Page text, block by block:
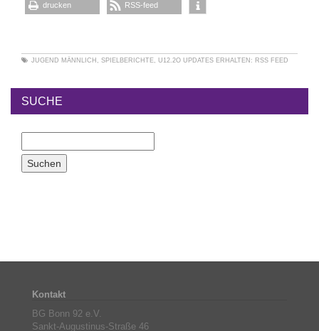
drucken RSS-feed
JUGEND MÄNNLICH , SPIELBERICHTE, U12.2O UPDATES ERHALTEN: RSS FEED
SUCHE
Kontakt
BG Bonn 92 e.V.
Sankt-Augustinus-Straße 46